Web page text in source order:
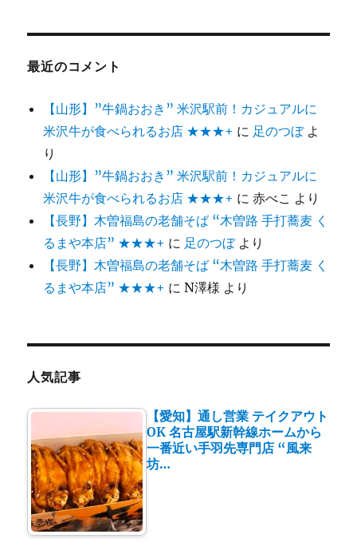
最近のコメント
【山形】”牛鍋おおき” 米沢駅前！カジュアルに
米沢牛が食べられるお店 ★★★+ に 足のつぼよ
り
【山形】”牛鍋おおき” 米沢駅前！カジュアルに
米沢牛が食べられるお店 ★★★+ に赤べこ より
【長野】木曽福島の老舗そば “木曽路 手打蕎麦 く
るまや本店” ★★★+ に 足のつぼより
【長野】木曽福島の老舗そば “木曽路 手打蕎麦 く
るまや本店” ★★★+ にN澤様 より
人気記事
【愛知】通し営業 テイクアウト
OK 名古屋駅新幹線ホームから
一番近い手羽先専門店 “風来
坊…